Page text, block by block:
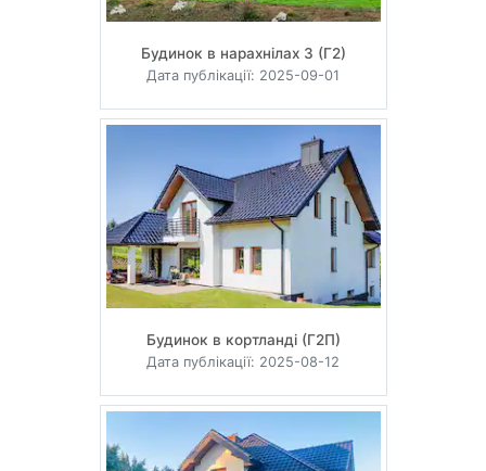
Будинок в нарахнілах 3 (Г2)
Дата публікації: 2025-09-01
Будинок в кортланді (Г2П)
Дата публікації: 2025-08-12